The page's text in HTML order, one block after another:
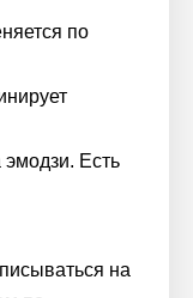
по
Есть
на